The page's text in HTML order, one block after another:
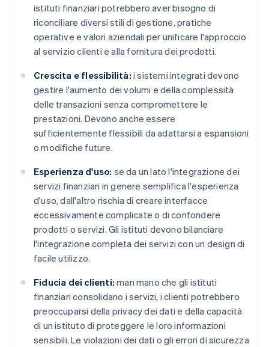
istituti finanziari potrebbero aver bisogno di
riconciliare diversi stili di gestione, pratiche
operative e valori aziendali per unificare l'approccio
al servizio clienti e alla fornitura dei prodotti.
Crescita e flessibilità: i sistemi integrati devono
gestire l'aumento dei volumi e della complessità
delle transazioni senza compromettere le
prestazioni. Devono anche essere
sufficientemente flessibili da adattarsi a espansioni
o modifiche future.
Esperienza d'uso: se da un lato l'integrazione dei
servizi finanziari in genere semplifica l'esperienza
d'uso, dall'altro rischia di creare interfacce
eccessivamente complicate o di confondere
prodotti o servizi. Gli istituti devono bilanciare
l'integrazione completa dei servizi con un design di
facile utilizzo.
Fiducia dei clienti: man mano che gli istituti
finanziari consolidano i servizi, i clienti potrebbero
preoccuparsi della privacy dei dati e della capacità
di un istituto di proteggere le loro informazioni
sensibili. Le violazioni dei dati o gli errori di sicurezza